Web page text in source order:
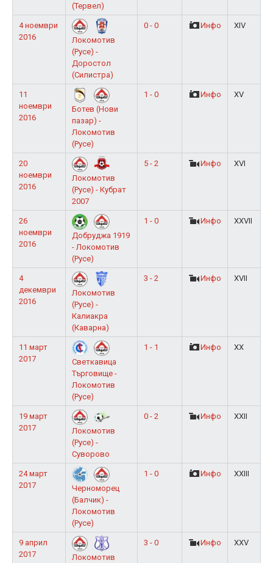
(Тервел)
4 ноември
2016
Локомотив
(Русе) -
Доростол
(Силистра)
0 - 0 Инфо XIV
11
ноември
2016
Ботев (Нови
пазар) -
Локомотив
(Русе)
1 - 0 Инфо XV
20
ноември
2016
Локомотив
(Русе) - Кубрат
2007
5 - 2 Инфо XVI
26
ноември
2016
Добруджа 1919
- Локомотив
(Русе)
1 - 0 Инфо XXVII
4
декември
2016
Локомотив
(Русе) -
Калиакра
(Каварна)
3 - 2 Инфо XVII
11 март
2017
Светкавица
Търговище -
Локомотив
(Русе)
1 - 1 Инфо XX
19 март
2017
Локомотив
(Русе) -
Суворово
0 - 2 Инфо XXII
24 март
2017
Черноморец
(Балчик) -
Локомотив
(Русе)
1 - 0 Инфо XXIII
9 април
2017
Локомотив
3 - 0 Инфо XXV